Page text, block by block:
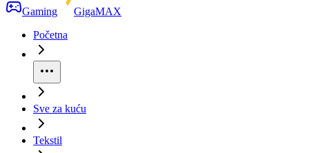
Gaming
GigaMAX
Početna
Sve za kuću
Tekstil